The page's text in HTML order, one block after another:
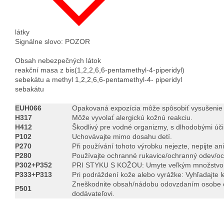
látky
Signálne slovo: POZOR
Obsah nebezpečných látok
reakční masa z bis(1,2,2,6,6-pentamethyl-4-piperidyl)
sebekátu a methyl 1,2,2,6,6-pentamethyl-4- piperidyl
sebakátu
EUH066
Opakovaná expozícia môže spôsobiť
H317
Môže vyvolať alergickú kožnú reakciu.
H412
Škodlivý pre vodné organizmy, s dlhodobými
P102
Uchovávajte mimo dosahu detí.
P270
Při používání tohoto výrobku nejezte, nepijte
P280
Používajte ochranné rukavice/ochranný odev/
P302+P352
PRI STYKU S KOŽOU: Umyte veľkým
P333+P313
Pri podráždení kože alebo vyrážke: Vyhľadajte
P501
Zneškodnite obsah/nádobu odovzdaním
dodávateľovi.